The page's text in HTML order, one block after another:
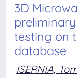
3D
testing on
database
ISERNIA,